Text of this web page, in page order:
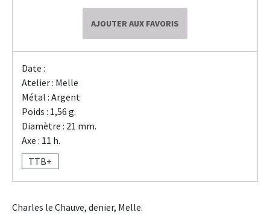
AJOUTER AUX FAVORIS
Date :
Atelier : Melle
Métal : Argent
Poids : 1,56 g.
Diamètre : 21 mm.
Axe : 11 h.
TTB+
Charles le Chauve, denier, Melle.